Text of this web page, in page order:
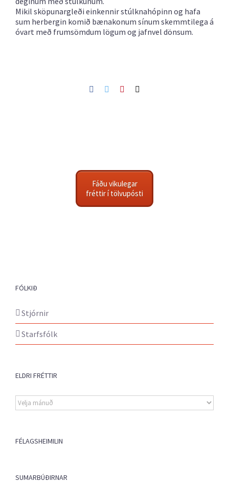
Mikil sköpunargleði einkennir stúlknahópinn og hafa
sum herbergin komið bænakonum sínum skemmtilega á
óvart með frumsömdum lögum og jafnvel dönsum.
Facebook
TwitterPinterest
Fáðu vikulegar
fréttir í tölvupósti
FÓLKIÐ
Stjórnir
Starfsfólk
ELDRI FRÉTTIR
Eldri
fréttir
FÉLAGSHEIMILIN
SUMARBÚÐIRNAR